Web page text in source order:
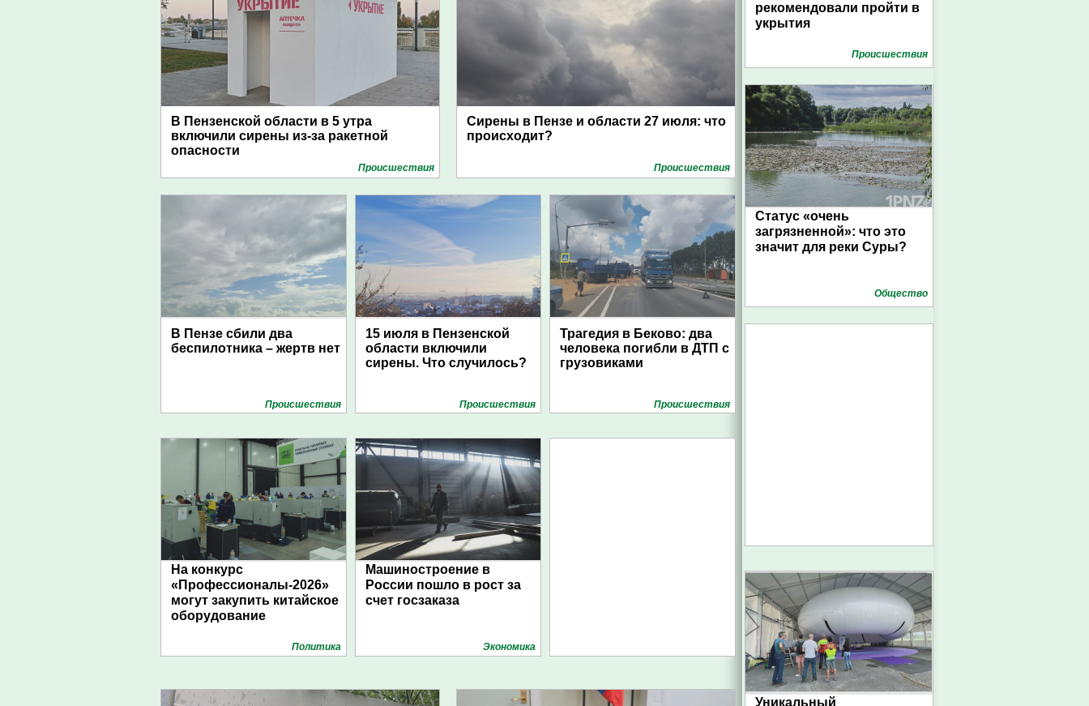
В Пензенской области в 5 утра
включили сирены из-за ракетной
опасности
Проиcшествия
Сирены в Пензе и области 27 июля: что
происходит?
Проиcшествия
В Пензе сбили два
беспилотника – жертв нет
Проиcшествия
15 июля в Пензенской
области включили
сирены. Что случилось?
Проиcшествия
Трагедия в Беково: два
человека погибли в ДТП с
грузовиками
Проиcшествия
На конкурс
«Профессионалы-2026»
могут закупить китайское
оборудование
Политика
Машиностроение в
России пошло в рост за
счет госзаказа
Экономика
рекомендовали пройти в
укрытия
Проиcшествия
Статус «очень
загрязненной»: что это
значит для реки Суры?
Общество
Уникальный